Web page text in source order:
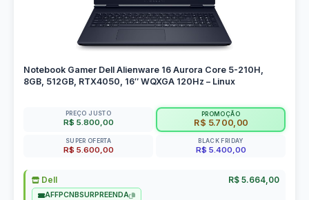
Notebook Gamer Dell Alienware 16 Aurora Core 5-210H,
8GB, 512GB, RTX4050, 16″ WQXGA 120Hz – Linux
PREÇO JUSTO
R$ 5.800,00
PROMOÇÃO
R$ 5.700,00
SUPER OFERTA
R$ 5.600,00
BLACK FRIDAY
R$ 5.400,00
Dell R$ 5.664,00
AFFPCNBSURPREENDA